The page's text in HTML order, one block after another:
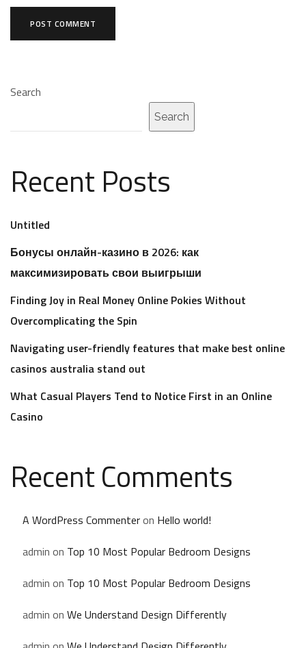
Search
Search
Recent Posts
Untitled
Бонусы онлайн-казино в 2026: как
максимизировать свои выигрыши
Finding Joy in Real Money Online Pokies Without
Overcomplicating the Spin
Navigating user-friendly features that make best online
casinos australia stand out
What Casual Players Tend to Notice First in an Online
Casino
Recent Comments
A WordPress Commenteron Hello world!
admin on Top 10 Most Popular Bedroom Designs
admin on Top 10 Most Popular Bedroom Designs
admin on We Understand Design Differently